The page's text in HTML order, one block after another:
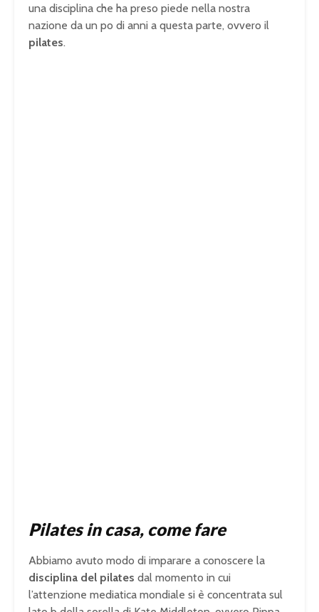
una disciplina che ha preso piede nella nostra
nazione da un po di anni a questa parte, ovvero il
pilates.
Pilates in casa, come fare
Abbiamo avuto modo di imparare a conoscere la
disciplina del pilates dal momento in cui
l’attenzione mediatica mondiale si è concentrata sul